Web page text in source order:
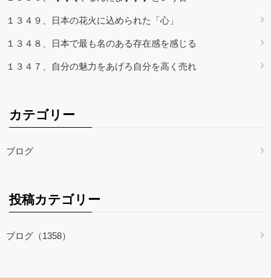
１３４９、日本の花火に込められた「心」
１３４８、日本で最も名のある存在感を感じる
１３４７、自分の魅力をあげろ自分を高く売れ
カテゴリー
ブログ
投稿カテゴリー
ブログ（1358）